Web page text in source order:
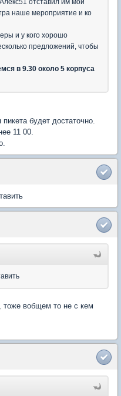
наше мероприятие и ко
и у кого хорошо
предложений, чтобы
в 9.30 около 5 корпуса
будет достаточно.
11 00.
тоже вобщем то не с кем